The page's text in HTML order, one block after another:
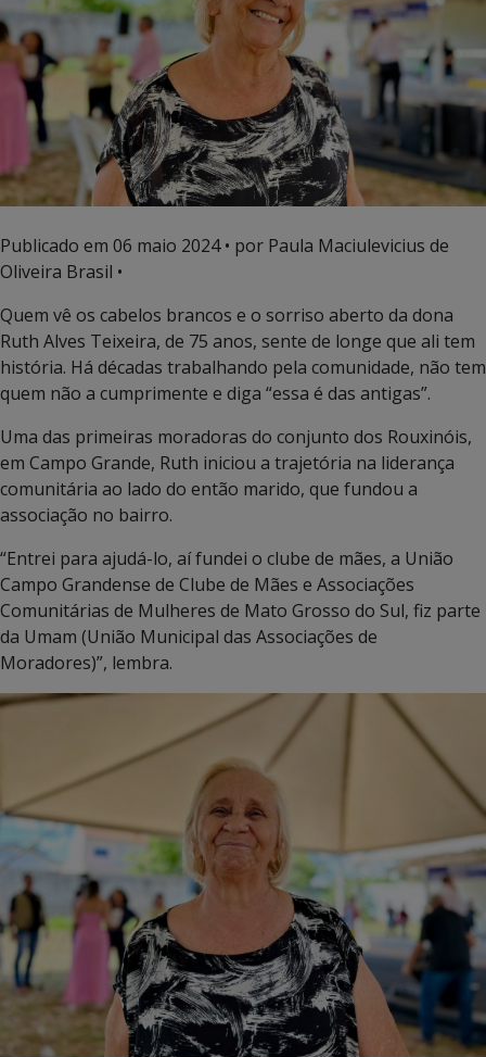
Publicado em 06 maio 2024• por Paula Maciulevicius de
Oliveira Brasil •
Quem vê os cabelos brancos e o sorriso aberto da dona
Ruth Alves Teixeira, de 75 anos, sente de longe que ali tem
história. Há décadas trabalhando pela comunidade, não tem
quem não a cumprimente e diga “essa é das antigas”.
Uma das primeiras moradoras do conjunto dos Rouxinóis,
em Campo Grande, Ruth iniciou a trajetória na liderança
comunitária ao lado do então marido, que fundou a
associação no bairro.
“Entrei para ajudá-lo, aí fundei o clube de mães, a União
Campo Grandense de Clube de Mães e Associações
Comunitárias de Mulheres de Mato Grosso do Sul, fiz parte
da Umam (União Municipal das Associações de
Moradores)”, lembra.